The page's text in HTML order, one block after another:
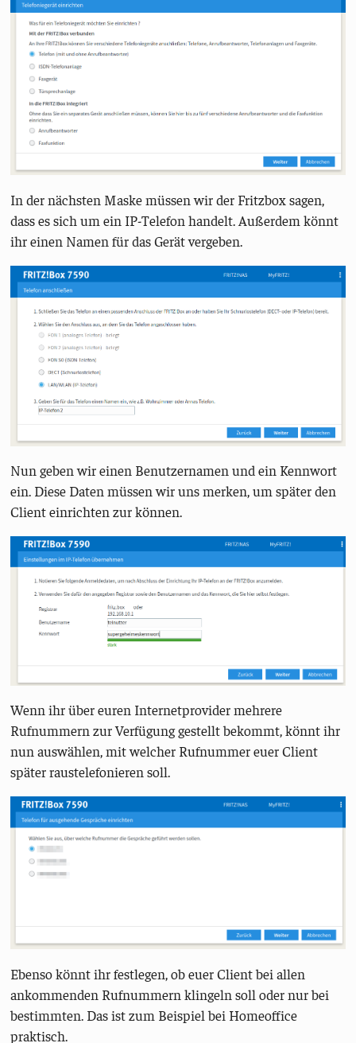
In der nächsten Maske müssen wir der Fritzbox sagen,
dass es sich um ein IP-Telefon handelt. Außerdem könnt
ihr einen Namen für das Gerät vergeben.
Nun geben wir einen Benutzernamen und ein Kennwort
ein. Diese Daten müssen wir uns merken, um später den
Client einrichten zur können.
Wenn ihr über euren Internetprovider mehrere
Rufnummern zur Verfügung gestellt bekommt, könnt ihr
nun auswählen, mit welcher Rufnummer euer Client
später raustelefonieren soll.
Ebenso könnt ihr festlegen, ob euer Client bei allen
ankommenden Rufnummern klingeln soll oder nur bei
bestimmten. Das ist zum Beispiel bei Homeoffice
praktisch.